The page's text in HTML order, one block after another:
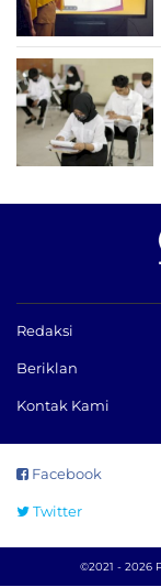
Redaksi
Beriklan
Kontak Kami
Facebook
Twitter
©2021 - 2026